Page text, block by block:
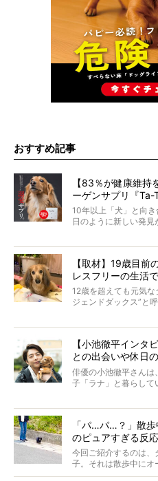
おすすめ記事
【83％が健康維持
ーゲンサプリ『Ta-
10年以上「犬」と向
日のように新しい発
のこと、「食事」に
代の犬の食事は“ある
というのです。
それを効率よくおぎ
こでわたしたちは、
『Ta-Ta(タータ)』を
愛犬家の83％が「健
か届きますように。
【取材】19歳目前
レスフリーの生活
12歳を超えても元気
ジェンドダックス”と
オーナーさんに伺う
く」というオーナー
育てられ、18歳にな
たというココアくん
【小池徹平インタ
との出会いや休日
れてー
俳優の小池徹平さんは
子「ラナ」と暮らして
ラナは、現在８才。
ケメンから愛されて
からプレゼントしても
してくれました。
「パ…パ…？」散
のピュアすぎる反
今回ご紹介するのは、
子。それは散歩中にオ
戸惑って歩きを止めた